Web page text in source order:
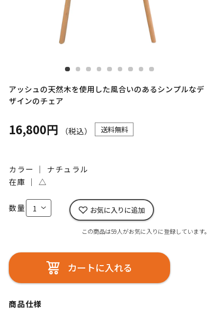
アッシュの天然木を使用した風合いのあるシンプルなデ
ザインのチェア
16,800円 （税込） 送料無料
カラー ｜ ナチュラル
在庫 ｜ △
数量 お気に入りに追加
この商品は59人がお気に入りに登録しています。
カートに入れる
商品仕様